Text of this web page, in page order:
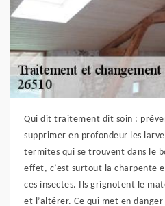
Qui dit traitement dit soin :
supprimer en profondeur les
termites qui se trouvent dans le
effet, c’est surtout la charpente
ces insectes. Ils grignotent le
et l’altérer. Ce qui met en